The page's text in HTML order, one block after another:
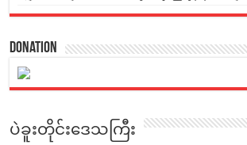
Donation
ပဲခူးတိုင်းဒေသကြီး